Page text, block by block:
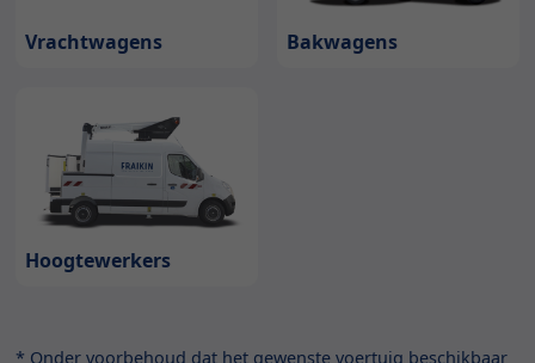
Vrachtwagens Bakwagens
Hoogtewerkers
* Onder voorbehoud dat het gewenste voertuig beschikbaar